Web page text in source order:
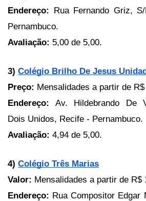
Endereço: Rua Fernando Griz,
Pernambuco.
Avaliação: 5,00 de 5,00.
3) Colégio Brilho De Jesus
Preço: Mensalidades a partir de
Endereço: Av. Hildebrando De
Dois Unidos, Recife - Pernambuco.
Avaliação: 4,94 de 5,00.
4) Colégio Três Marias
Valor: Mensalidades a partir de R$
Endereço: Rua Compositor Edgar